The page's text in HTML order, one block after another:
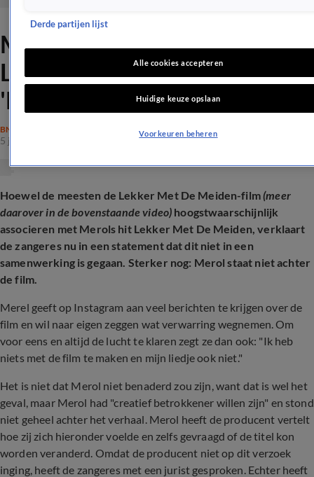
Merol teleurgesteld in
Lekker Met De Meiden-film:
'Met jurist gesproken'
BN'ERS
5 juni 2025, 14:27
Hoewel de meesten de Lekker Met De Meiden-film(meer
daarover in de bovenstaande video) hoogstwaarschijnlijk
associeren met Merols hit Lekker Met De Meiden, verklaart
de zangeres nu in een statement dat dit niet in een
samenwerking is gegaan. Sterker nog: Merol staat niet achter
de film.
Merel geeft op Instagram aan veel berichten te krijgen over de
film en wil naar eigen zeggen wat verwarring wegnemen. Om
voor eens en altijd de lucht te klaren zegt ze dan ook: "Ik heb
niets met de film te maken en mijn liedje ook niet."
Het is niet dat Merol niet benaderd zou zijn, want dat is wel het
geval, maar Merol had "creatief betrokkener willen zijn" en stond
niet geheel achter het verhaal. Merol heeft de producent vertelt
hoe zij zich hieronder voelde en zelfs gevraagd of de titel kon
worden veranderd. Omdat de producent niet op dit verzoek
inging, heeft de zangeres met een jurist gesproken. Echter heeft
Derde partijen lijst
Alle cookies accepteren
Huidige keuze opslaan
Voorkeuren beheren